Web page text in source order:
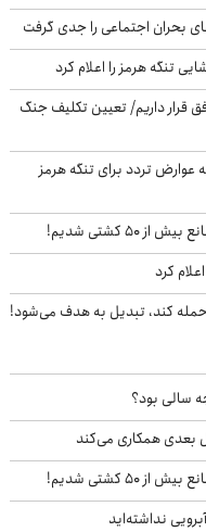
تنگه هرمز را اعلام کرد
قرار داریم/ تعیین تکلیف جنگ
عوارض تردد برای تنگه هرمز
کشتی شدیم!
کرد
حمله کند، تبدیل به هدف می‌شود!
سالی بود؟
بعدی همکاری می‌کند
کشتی شدیم!
نداشته‌اید